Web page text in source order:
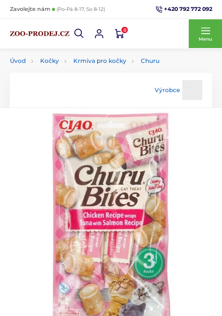
Zavolejte nám (Po-Pá 8-17, So 8-12) +420 792 772 092
0
Menu
Úvod Kočky Krmiva pro kočky Churu
Výrobce